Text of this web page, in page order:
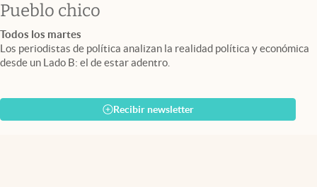
Pueblo chico
Todos los martes
Los periodistas de política analizan la realidad política y económica
desde un Lado B: el de estar adentro.
Recibir newsletter